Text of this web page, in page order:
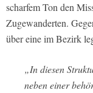
scharfem Ton den
Zugewanderten.
über eine im Bezirk
„In diesen
neben einer